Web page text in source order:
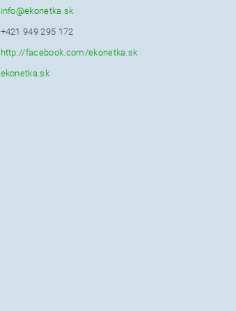
info@ekonetka.sk
+421 949 295 172
http://facebook.com/ekonetka.sk
ekonetka.sk